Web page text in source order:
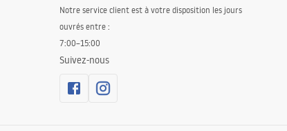
Notre service client est à votre disposition les jours
ouvrés entre :
7:00–15:00
Suivez-nous